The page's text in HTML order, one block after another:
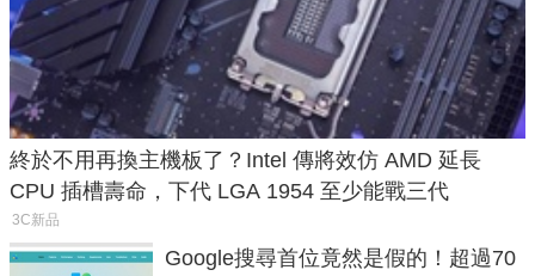
終於不用再換主機板了？Intel 傳將效仿 AMD 延長
CPU 插槽壽命，下代 LGA 1954 至少能戰三代
3C新品
Google搜尋首位竟然是假的！超過70